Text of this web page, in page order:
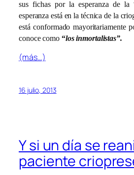
sus fichas por la esperanza de la
esperanza está en la técnica de la
está conformado mayoritariamente
conoce como “los inmortalistas”.
(más…)
16 julio, 2013
Y si un día se
paciente